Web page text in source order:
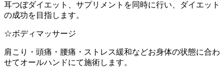
耳つぼダイエット、サプリメントを同時に行い、ダイエット
の成功を目指します。
☆ボディマッサージ
肩こり・頭痛・腰痛・ストレス緩和などお身体の状態に合わ
せてオールハンドにて施術します。